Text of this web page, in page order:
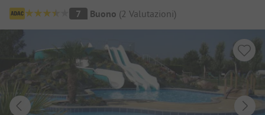
Panoramica del campeggio
7 Buono (2 Valutazioni)